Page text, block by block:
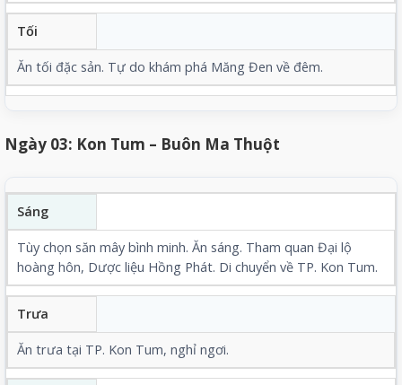
Tối
Ăn tối đặc sản. Tự do khám phá Măng Đen về đêm.
Ngày 03: Kon Tum – Buôn Ma Thuột
Sáng
Tùy chọn săn mây bình minh. Ăn sáng. Tham quan Đại lộ
hoàng hôn, Dược liệu Hồng Phát. Di chuyển về TP. Kon Tum.
Trưa
Ăn trưa tại TP. Kon Tum, nghỉ ngơi.